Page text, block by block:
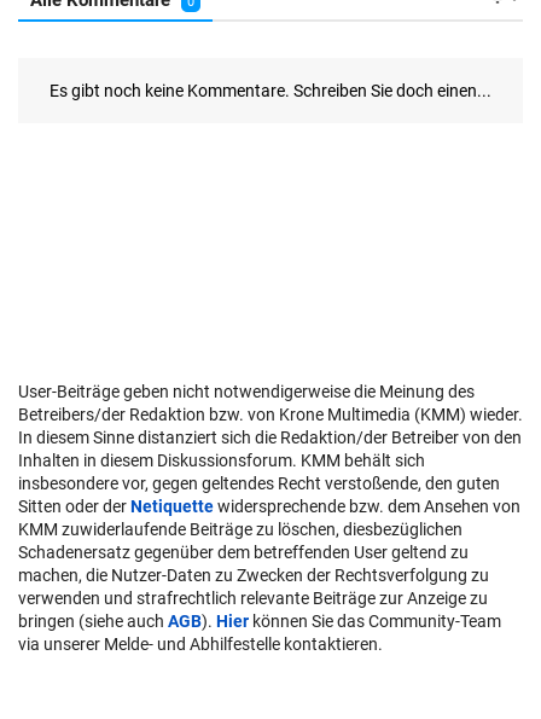
User-Beiträge geben nicht notwendigerweise die Meinung des
Betreibers/der Redaktion bzw. von Krone Multimedia (KMM) wieder.
In diesem Sinne distanziert sich die Redaktion/der Betreiber von den
Inhalten in diesem Diskussionsforum. KMM behält sich
insbesondere vor, gegen geltendes Recht verstoßende, den guten
Sitten oder derNetiquettewidersprechende bzw. dem Ansehen von
KMM zuwiderlaufende Beiträge zu löschen, diesbezüglichen
Schadenersatz gegenüber dem betreffenden User geltend zu
machen, die Nutzer-Daten zu Zwecken der Rechtsverfolgung zu
verwenden und strafrechtlich relevante Beiträge zur Anzeige zu
bringen (siehe auch AGB). Hier können Sie das Community-Team
via unserer Melde- und Abhilfestelle kontaktieren.